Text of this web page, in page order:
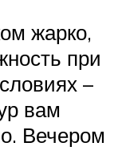
жарко,
при
–
вам
Вечером